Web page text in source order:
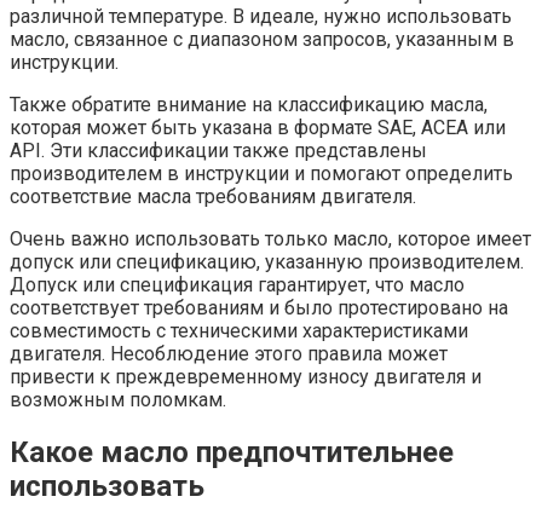
различной температуре. В идеале, нужно использовать
масло, связанное с диапазоном запросов, указанным в
инструкции.
Также обратите внимание на классификацию масла,
которая может быть указана в формате SAE, ACEA или
API. Эти классификации также представлены
производителем в инструкции и помогают определить
соответствие масла требованиям двигателя.
Очень важно использовать только масло, которое имеет
допуск или спецификацию, указанную производителем.
Допуск или спецификация гарантирует, что масло
соответствует требованиям и было протестировано на
совместимость с техническими характеристиками
двигателя. Несоблюдение этого правила может
привести к преждевременному износу двигателя и
возможным поломкам.
Какое масло предпочтительнее
использовать